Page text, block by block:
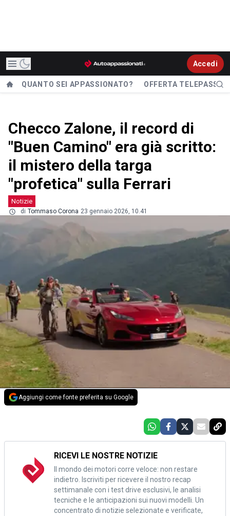
Accedi
QUANTO SEI APPASSIONATO? OFFERTA TELEPASS
Checco Zalone, il record di
"Buen Camino" era già scritto:
il mistero della targa
"profetica" sulla Ferrari
Notizie
di Tommaso Corona 23 gennaio 2026, 10.41
Aggiungi come fonte preferita su Google
RICEVI LE NOSTRE NOTIZIE
Il mondo dei motori corre veloce: non restare
indietro. Iscriviti per ricevere il nostro recap
settimanale con i test drive esclusivi, le analisi
tecniche e le anticipazioni sui nuovi modelli. Un
concentrato di notizie selezionate e verificate,